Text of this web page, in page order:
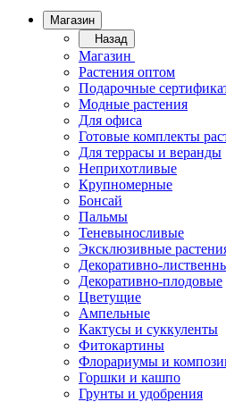
Магазин
Назад
Магазин
Растения оптом
Подарочные
Модные растения
Для офиса
Готовые комплекты
Для террасы и веранды
Неприхотливые
Крупномерные
Бонсай
Пальмы
Теневыносливые
Эксклюзивные
Декоративно-
Декоративно-плодовые
Цветущие
Ампельные
Кактусы и суккуленты
Фитокартины
Флорариумы и
Горшки и кашпо
Грунты и удобрения